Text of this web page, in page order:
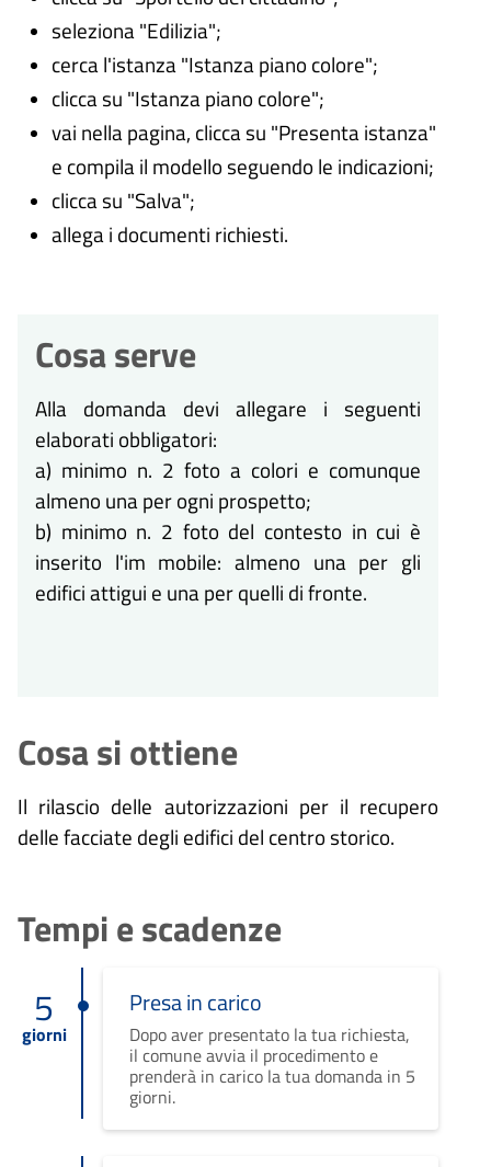
seleziona "Edilizia";
cerca l'istanza "Istanza piano colore";
clicca su "Istanza piano colore";
vai nella pagina, clicca su "Presenta istanza"
e compila il modello seguendo le indicazioni;
clicca su "Salva";
allega i documenti richiesti.
Cosa serve
Alla domanda devi allegare i seguenti
elaborati obbligatori:
a) minimo n. 2 foto a colori e comunque
almeno una per ogni prospetto;
b) minimo n. 2 foto del contesto in cui è
inserito l'im mobile: almeno una per gli
edifici attigui e una per quelli di fronte.
Cosa si ottiene
Il rilascio delle autorizzazioni per il recupero
delle facciate degli edifici del centro storico.
Tempi e scadenze
5
giorni
Presa in carico
Dopo aver presentato la tua richiesta,
il comune avvia il procedimento e
prenderà in carico la tua domanda in 5
giorni.